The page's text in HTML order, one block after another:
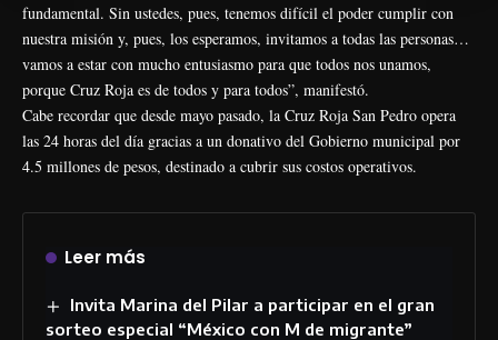
fundamental. Sin ustedes, pues, tenemos difícil el poder cumplir con
nuestra misión y, pues, los esperamos, invitamos a todas las personas…
vamos a estar con mucho entusiasmo para que todos nos unamos,
porque Cruz Roja es de todos y para todos”, manifestó.
Cabe recordar que desde mayo pasado, la Cruz Roja San Pedro opera
las 24 horas del día gracias a un donativo del Gobierno municipal por
4.5 millones de pesos, destinado a cubrir sus costos operativos.
Leer más
Invita Marina del Pilar a participar en el gran
sorteo especial “México con M de migrante”